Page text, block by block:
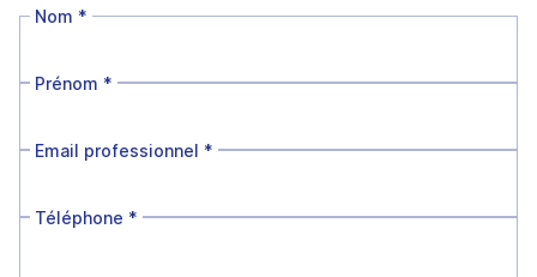
Nom *
Prénom *
Email professionnel *
Téléphone *